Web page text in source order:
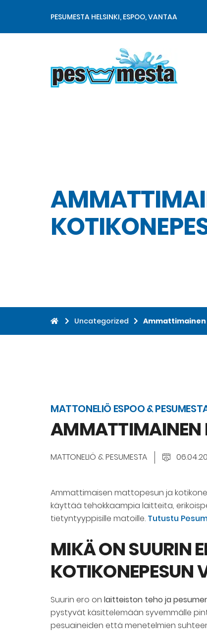
PESUMESTA HELSINKI, ESPOO, VANTAA
Uncategorized
MATTONELIÖ ESPOO &
AMMATTIMAINEN
MATTONELIÖ & PESUMESTA
Ammattimaisen mattopesun ja
käyttää tehokkaampia laitteita,
tietyntyyppisille matoille. Tutustu
MIKÄ ON SUURIN
KOTIKONEPESUN
Suurin ero on laitteiston teho ja
pystyvät käsittelemään syvemmälle
pesuaineiden että menetelmien